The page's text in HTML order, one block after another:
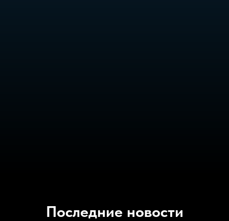
Последние новости